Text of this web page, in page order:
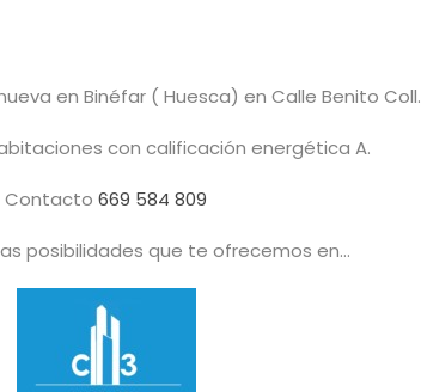
en Binéfar ( Huesca) en Calle Benito Coll.
con calificación energética A.
Contacto669 584 809
posibilidades que te ofrecemos en…